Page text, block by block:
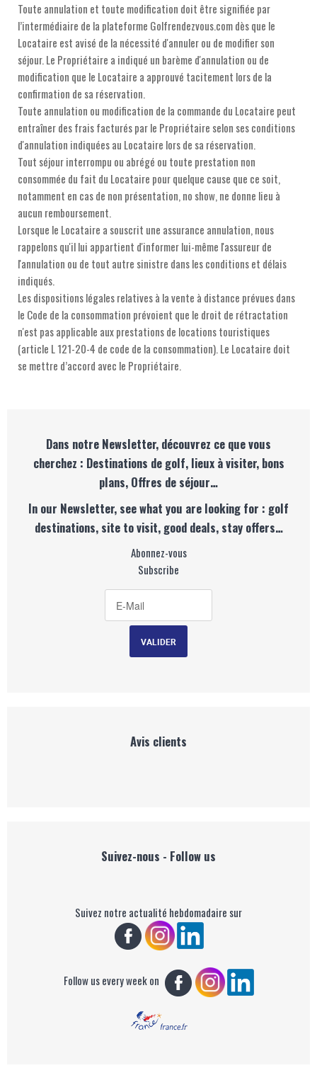
Toute annulation et toute modification doit être signifiée par
l’intermédiaire de la plateforme Golfrendezvous.com dès que le
Locataire est avisé de la nécessité d'annuler ou de modifier son
séjour. Le Propriétaire a indiqué un barème d'annulation ou de
modification que le Locataire a approuvé tacitement lors de la
confirmation de sa réservation.
Toute annulation ou modification de la commande du Locataire peut
entraîner des frais facturés par le Propriétaire selon ses conditions
d'annulation indiquées au Locataire lors de sa réservation.
Tout séjour interrompu ou abrégé ou toute prestation non
consommée du fait du Locataire pour quelque cause que ce soit,
notamment en cas de non présentation, no show, ne donne lieu à
aucun remboursement.
Lorsque le Locataire a souscrit une assurance annulation, nous
rappelons qu'il lui appartient d'informer lui-même l'assureur de
l'annulation ou de tout autre sinistre dans les conditions et délais
indiqués.
Les dispositions légales relatives à la vente à distance prévues dans
le Code de la consommation prévoient que le droit de rétractation
n'est pas applicable aux prestations de locations touristiques
(article L 121-20-4 de code de la consommation). Le Locataire doit
se mettre d’accord avec le Propriétaire.
Dans notre Newsletter, découvrez ce que vous
cherchez : Destinations de golf, lieux à visiter, bons
plans, Offres de séjour…
In our Newsletter, see what you are looking for : golf
destinations, site to visit, good deals, stay offers…
Abonnez-vous
Subscribe
Avis clients
Suivez-nous - Follow us
Suivez notre actualité hebdomadaire sur
Follow us every week on